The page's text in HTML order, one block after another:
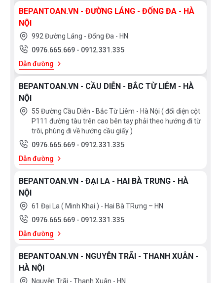
BEPANTOAN.VN - ĐƯỜNG LÁNG - ĐỐNG ĐA - HÀ
NỘI
992 Đường Láng - Đống Đa - HN
0976.665.669 - 0912.331.335
Dẫn đường
BEPANTOAN.VN - CẦU DIỄN - BẮC TỪ LIÊM - HÀ
NỘI
55 Đường Cầu Diễn - Bắc Từ Liêm - Hà Nội ( đối diện cột
P111 đường tàu trên cao bên tay phải theo hướng đi từ
trôi, phùng đi về hướng cầu giấy )
0976.665.669 - 0912.331.335
Dẫn đường
BEPANTOAN.VN - ĐẠI LA - HAI BÀ TRƯNG - HÀ
NỘI
61 Đại La ( Minh Khai ) - Hai Bà TRưng – HN
0976.665.669 - 0912.331.335
Dẫn đường
BEPANTOAN.VN - NGUYỄN TRÃI - THANH XUÂN -
HÀ NỘI
Nguyễn Trãi - Thanh Xuân - HN